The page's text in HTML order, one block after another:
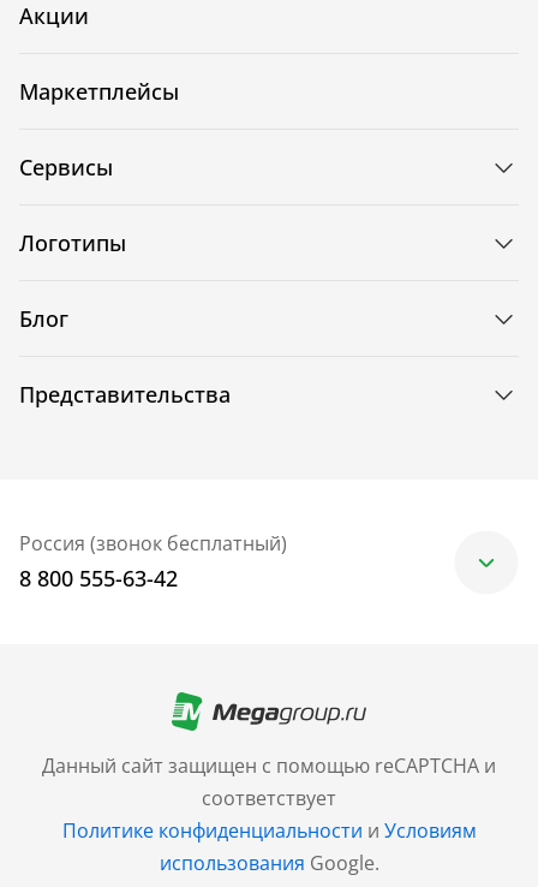
Данный сайт защищен с помощью reCAPTCHA и
соответствует
Политике конфиденциальности и Условиям
использования Google.
Акции
Маркетплейсы
Сервисы
Логотипы
Блог
Представительства
Россия (звонок бесплатный)
8 800 555-63-42
+7 (499) 705-30-10
Санкт-Петербург
+7 (812) 600-77-33
Барнаул
+7 (961) 999-93-93